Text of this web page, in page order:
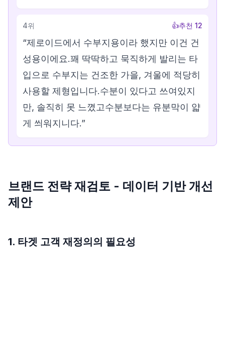
4위 👍추천 12
“제로이드에서 수부지용이라 했지만 이건 건
성용이에요.꽤 딱딱하고 묵직하게 발리는 타
입으로 수부지는 건조한 가을, 겨울에 적당히
사용할 제형입니다.수분이 있다고 쓰여있지
만, 솔직히 못 느꼈고수분보다는 유분막이 얇
게 씌워지니다.”
브랜드 전략 재검토 - 데이터 기반 개선
제안
1. 타겟 고객 재정의의 필요성